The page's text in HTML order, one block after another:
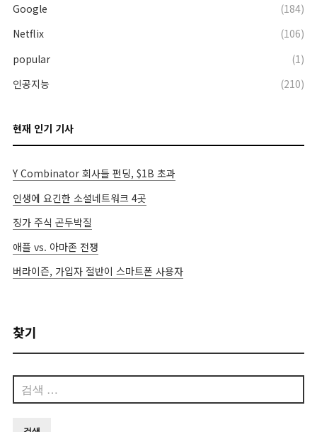
Google
(184)
Netflix
(106)
popular
(1)
인공지능
(210)
현재 인기 기사
Y Combinator 회사들 펀딩, $1B 초과
인생에 요긴한 소셜네트워크 4곳
징가 주식 곤두박질
애플 vs. 아마존 전쟁
버라이즌, 가입자 절반이 스마트폰 사용자
찾기
색: